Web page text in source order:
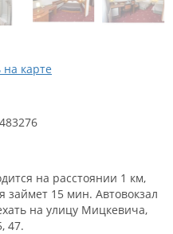
на карте
на расстоянии 1 км,
займет 15 мин. Автовокзал
на улицу Мицкевича,
47.